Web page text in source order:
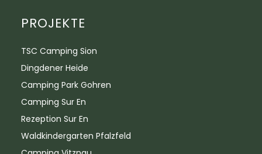
PROJEKTE
TSC Camping Sion
Dingdener Heide
Camping Park Gohren
Camping Sur En
Rezeption Sur En
Waldkindergarten Pfalzfeld